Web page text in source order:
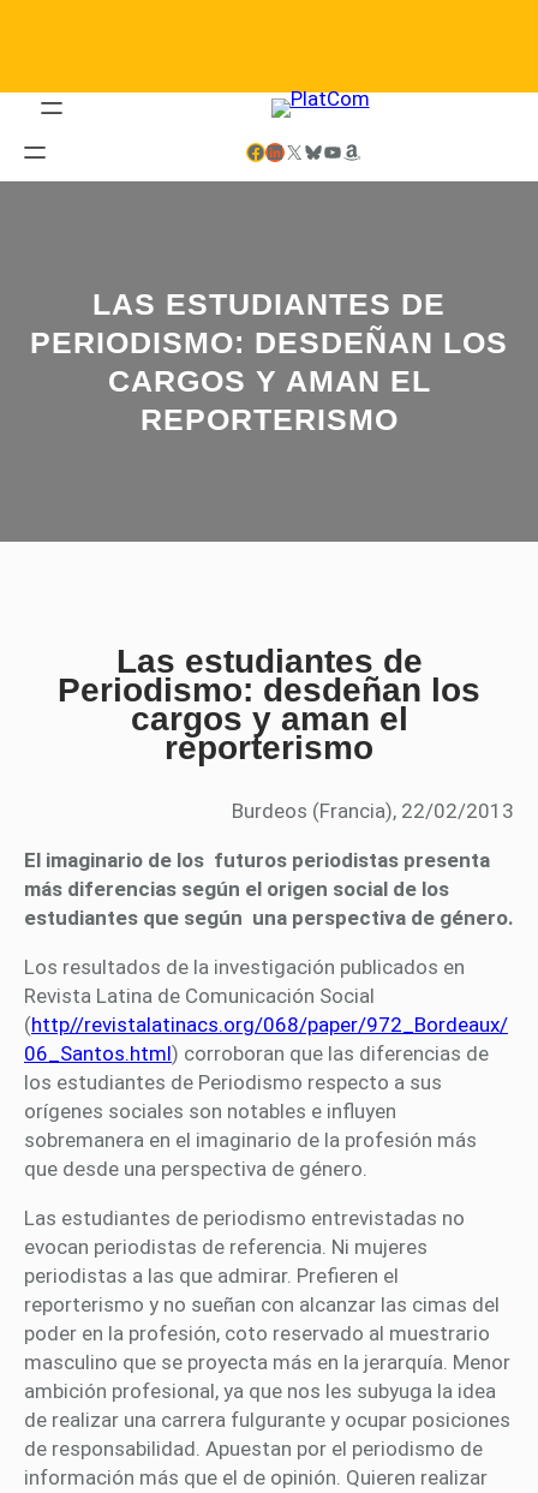
Facebook LinkedIn X Bluesky YouTube Amazon
LAS ESTUDIANTES DE
PERIODISMO: DESDEÑAN LOS
CARGOS Y AMAN EL
REPORTERISMO
Las estudiantes de
Periodismo: desdeñan los
cargos y aman el
reporterismo
Burdeos (Francia), 22/02/2013
El imaginario de los futuros periodistas presenta
más diferencias según el origen social de los
estudiantes que según una perspectiva de género.
Los resultados de la investigación publicados en
Revista Latina de Comunicación Social
(http//revistalatinacs.org/068/paper/972_Bordeaux/
06_Santos.html) corroboran que las diferencias de
los estudiantes de Periodismo respecto a sus
orígenes sociales son notables e influyen
sobremanera en el imaginario de la profesión más
que desde una perspectiva de género.
Las estudiantes de periodismo entrevistadas no
evocan periodistas de referencia. Ni mujeres
periodistas a las que admirar. Prefieren el
reporterismo y no sueñan con alcanzar las cimas del
poder en la profesión, coto reservado al muestrario
masculino que se proyecta más en la jerarquía. Menor
ambición profesional, ya que nos les subyuga la idea
de realizar una carrera fulgurante y ocupar posiciones
de responsabilidad. Apuestan por el periodismo de
información más que el de opinión. Quieren realizar